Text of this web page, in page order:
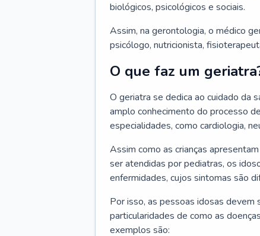
biológicos, psicológicos e sociais.
Assim, na gerontologia, o médico
psicólogo, nutricionista,
O que faz um
O geriatra se dedica ao cuidado da
amplo conhecimento do processo
especialidades, como cardiologia,
Assim como as crianças
ser atendidas por pediatras, os
enfermidades, cujos sintomas são
Por isso, as pessoas idosas devem
particularidades de como as
exemplos são: